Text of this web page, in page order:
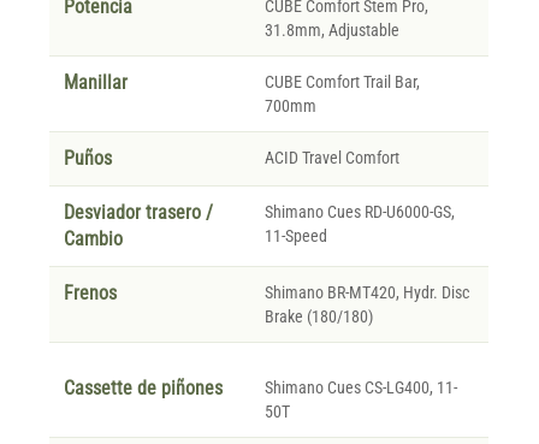
Potencia
CUBE Comfort Stem Pro,
31.8mm, Adjustable
Manillar
CUBE Comfort Trail Bar,
700mm
Puños ACID Travel Comfort
Desviador trasero /
Cambio
Shimano Cues RD-U6000-GS,
11-Speed
Frenos
Shimano BR-MT420, Hydr. Disc
Brake (180/180)
Cassette de piñones
Shimano Cues CS-LG400, 11-
50T